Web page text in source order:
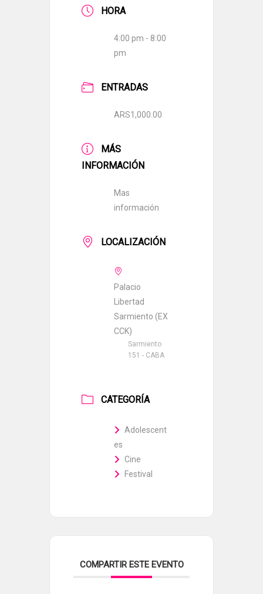
HORA
4:00 pm - 8:00
pm
ENTRADAS
ARS1,000.00
MÁS
INFORMACIÓN
Mas
información
LOCALIZACIÓN
Palacio
Libertad
Sarmiento (EX
CCK)
Sarmiento
151 - CABA
CATEGORÍA
Adolescent
es
Cine
Festival
COMPARTIR ESTE EVENTO